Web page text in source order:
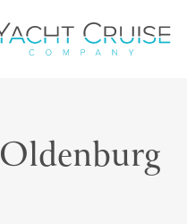
Oldenburg